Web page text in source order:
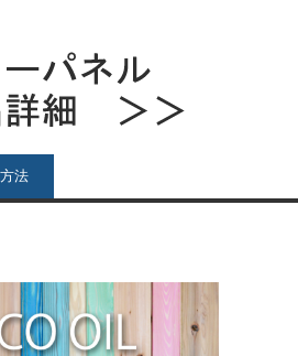
法